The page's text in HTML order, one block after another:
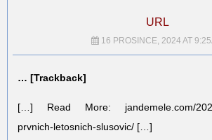
URL
16 PROSINCE, 2024 AT
… [Trackback]
[…] Read More: jandemele.com/
prvnich-letosnich-slusovic/ […]